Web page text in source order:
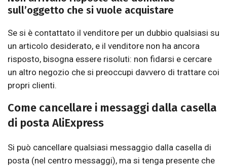
sull’oggetto che si vuole acquistare
Se si è contattato il venditore per un dubbio qualsiasi su
un articolo desiderato, e il venditore non ha ancora
risposto, bisogna essere risoluti: non fidarsi e cercare
un altro negozio che si preoccupi davvero di trattare coi
propri clienti.
Come cancellare i messaggi dalla casella
di posta AliExpress
Si può cancellare qualsiasi messaggio dalla casella di
posta (nel centro messaggi), ma si tenga presente che